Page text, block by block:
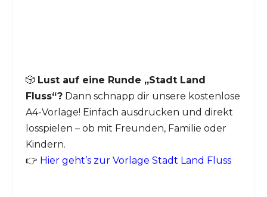
🎲 Lust auf eine Runde „Stadt Land
Fluss“?Dann schnapp dir unsere kostenlose
A4-Vorlage! Einfach ausdrucken und direkt
losspielen – ob mit Freunden, Familie oder
Kindern.
👉 Hier geht’s zur Vorlage Stadt Land Fluss